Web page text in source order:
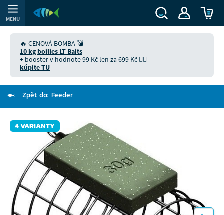
MENU
🔥 CENOVÁ BOMBA 💣
10 kg boilies LT Baits
+ booster v hodnote 99 Kč len za 699 Kč 👉🏻
kúpite TU
Zpět do: Feeder
4 VARIANTY